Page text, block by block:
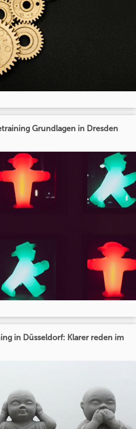
Grundlagen in Dresden
in Düsseldorf: Klarer reden im